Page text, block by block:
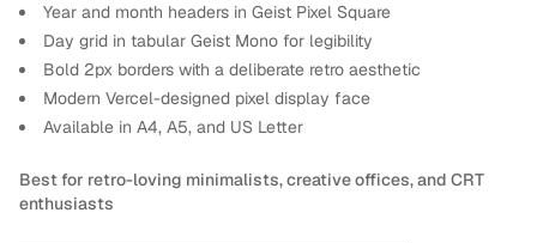
Year and month headers in Geist Pixel Square
Day grid in tabular Geist Mono for legibility
Bold 2px borders with a deliberate retro aesthetic
Modern Vercel-designed pixel display face
Available in A4, A5, and US Letter
Best for retro-loving minimalists, creative offices, and CRT
enthusiasts